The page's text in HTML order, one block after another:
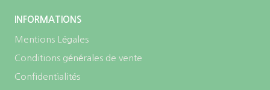
INFORMATIONS
Mentions Légales
Conditions générales de vente
Confidentialités